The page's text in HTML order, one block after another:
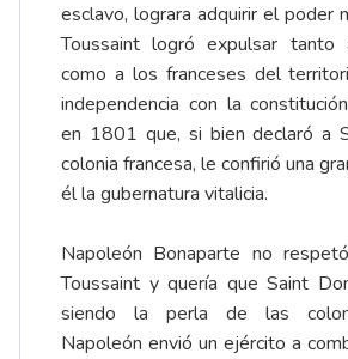
esclavo, lograra adquirir el poder
Toussaint logró expulsar
como a los franceses del
independencia con la
en 1801 que, si bien declaró a
colonia francesa, le confirió una
él la gubernatura vitalicia.
Napoleón Bonaparte no
Toussaint y quería que Saint
siendo la perla de las
Napoleón envió un ejército a